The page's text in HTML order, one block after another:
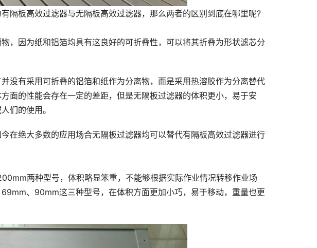
隔板高效过滤器与无隔板高效过滤器，那么两者的区别到底在哪里呢?
，因为纸和铝箔均具有这良好的可折叠性，可以将其折叠为形状滤芯分
没有采用可折叠的铝箔和纸作为分离物，而是采用热溶胶作为分离替代
面的性能会存在一定的差距，但是无隔板过滤器的体积更小，易于安
们的使用。
在绝大多数的应用场合无隔板过滤器均可以替代有隔板高效过滤器进行
两种型号，体积略显笨重，不能够根据实际作业情况转移作业场
、90mm这三种型号，在体积方面更加小巧，易于移动，重量也更